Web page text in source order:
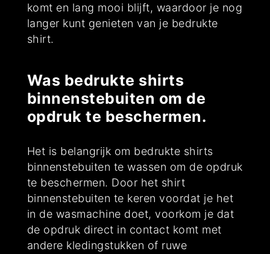
komt en lang mooi blijft, waardoor je nog
langer kunt genieten van je bedrukte
shirt.
Was bedrukte shirts
binnenstebuiten om de
opdruk te beschermen.
Het is belangrijk om bedrukte shirts
binnenstebuiten te wassen om de opdruk
te beschermen. Door het shirt
binnenstebuiten te keren voordat je het
in de wasmachine doet, voorkom je dat
de opdruk direct in contact komt met
andere kledingstukken of ruwe